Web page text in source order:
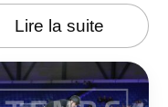
Lire la suite